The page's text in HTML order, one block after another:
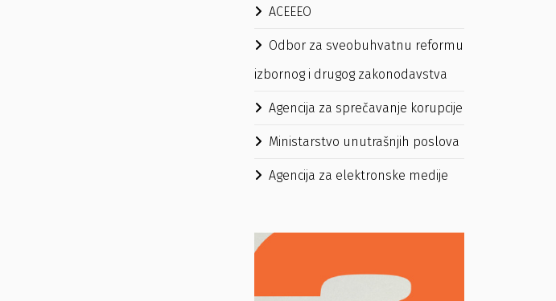
ACEEEO
Odbor za sveobuhvatnu reformu
izbornog i drugog zakonodavstva
Agencija za sprečavanje korupcije
Ministarstvo unutrašnjih poslova
Agencija za elektronske medije